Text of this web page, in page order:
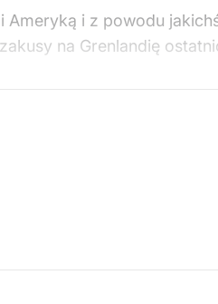
i z powodu
na Grenlandię